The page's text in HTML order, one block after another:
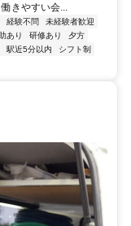
きやすい会...
経験不問
未経験者歓迎
あり 研修あり
夕方
駅近5分以内
シフト制